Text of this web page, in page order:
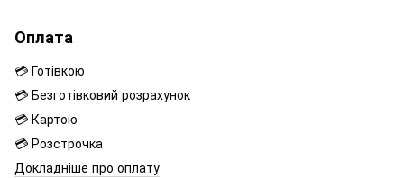
Оплата
💳 Готівкою
💳 Безготівковий розрахунок
💳 Картою
💳 Розстрочка
Докладніше про оплату